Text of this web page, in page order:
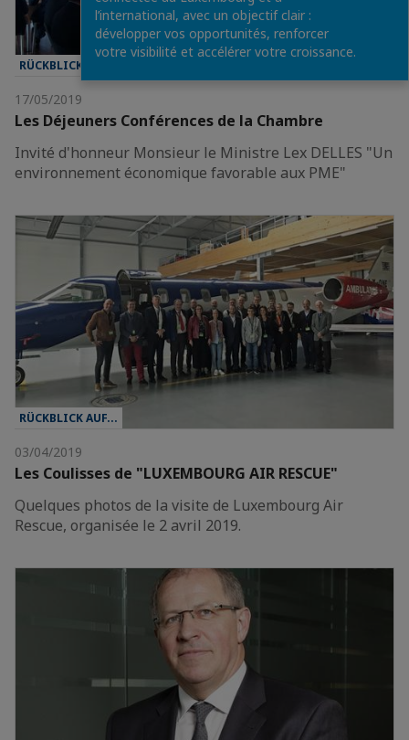
RÜCKBLICK AUF...
17/05/2019
Les Déjeuners Conférences de la Chambre
Invité d'honneur Monsieur le Ministre Lex DELLES "Un
environnement économique favorable aux PME"
RÜCKBLICK AUF...
03/04/2019
Les Coulisses de "LUXEMBOURG AIR RESCUE"
Quelques photos de la visite de Luxembourg Air
Rescue, organisée le 2 avril 2019.
l’international, avec un objectif clair :
développer vos opportunités, renforcer
votre visibilité et accélérer votre croissance.